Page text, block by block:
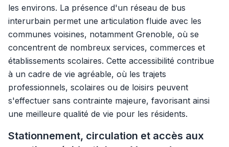
les environs. La présence d'un réseau de bus
interurbain permet une articulation fluide avec les
communes voisines, notamment Grenoble, où se
concentrent de nombreux services, commerces et
établissements scolaires. Cette accessibilité contribue
à un cadre de vie agréable, où les trajets
professionnels, scolaires ou de loisirs peuvent
s'effectuer sans contrainte majeure, favorisant ainsi
une meilleure qualité de vie pour les résidents.
Stationnement, circulation et accès aux